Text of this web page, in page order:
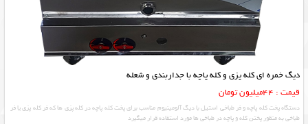
دیگ خمره ای کله پزی و کله پاچه با جداربندی و شعله
قیمت : 44میلیون تومان
دستگاه پخت کله پاچه و فر طباخی استیل با دیگ آلومینیوم مناسب برای پخت کله پاچه در کله پزی ها که فر کله پزی یا فر
طباخی به منظور پختن کله و پاچه در طباخی ها مورد استفاده قرار میگیرد